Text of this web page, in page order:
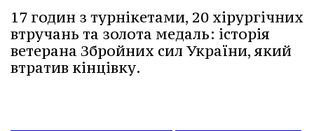
17 годин з турнікетами, 20 хірургічних
втручань та золота медаль: історія
ветерана Збройних сил України, який
втратив кінцівку.